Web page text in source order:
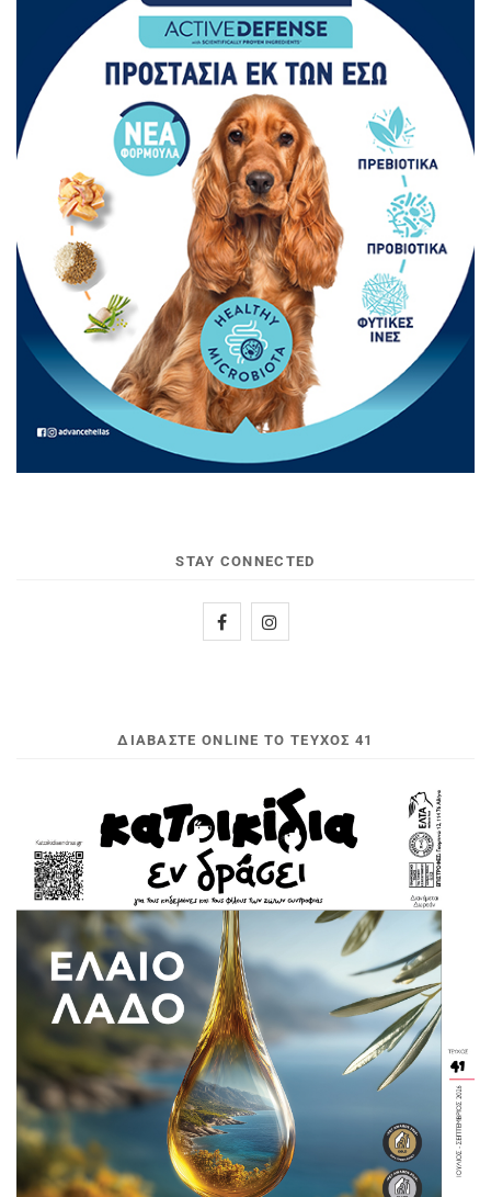
STAY CONNECTED
ΔΙΑΒΆΣΤΕ ONLINE ΤΟ ΤΕΎΧΟΣ 41